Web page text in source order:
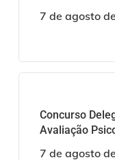
7 de agosto
Concurso
Avaliação
7 de agosto